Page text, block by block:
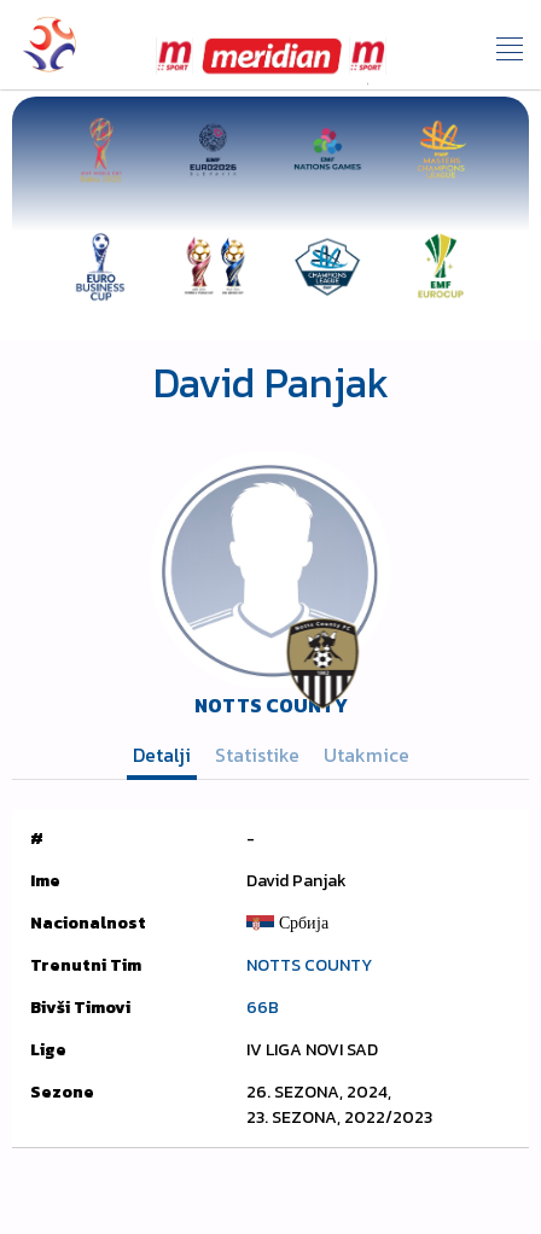
David Panjak
NOTTS COUNTY
Detalji
Statistike Utakmice
#
-
Ime
David Panjak
Nacionalnost
Србија
Trenutni Tim
NOTTS COUNTY
Bivši Timovi
66B
Lige
IV LIGA NOVI SAD
Sezone
26. SEZONA, 2024,
23. SEZONA, 2022/2023